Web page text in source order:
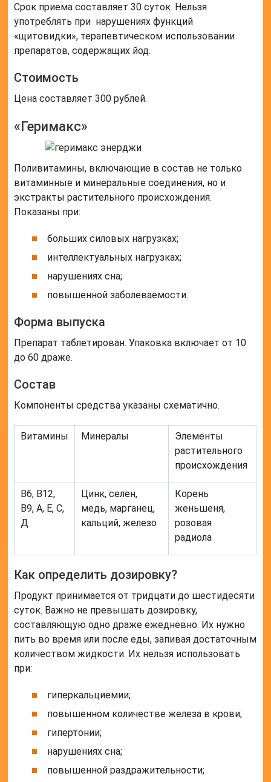
Срок приема составляет 30 суток. Нельзя
употреблять при нарушениях функций
«щитовидки», терапевтическом использовании
препаратов, содержащих йод.
Стоимость
Цена составляет 300 рублей.
«Геримакс»
Поливитамины, включающие в состав не только
витаминные и минеральные соединения, но и
экстракты растительного происхождения.
Показаны при:
больших силовых нагрузках;
интеллектуальных нагрузках;
нарушениях сна;
повышенной заболеваемости.
Форма выпуска
Препарат таблетирован. Упаковка включает от 10
до 60 драже.
Состав
Компоненты средства указаны схематично.
Витамины Минералы
Элементы
растительного
происхождения
В6, В12,
В9, А, Е, С,
Д
Цинк, селен,
медь, марганец,
кальций, железо
Корень
женьшеня,
розовая
радиола
Как определить дозировку?
Продукт принимается от тридцати до шестидесяти
суток. Важно не превышать дозировку,
составляющую одно драже ежедневно. Их нужно
пить во время или после еды, запивая достаточным
количеством жидкости. Их нельзя использовать
при:
гиперкальциемии;
повышенном количестве железа в крови;
гипертонии;
нарушениях сна;
повышенной раздражительности;